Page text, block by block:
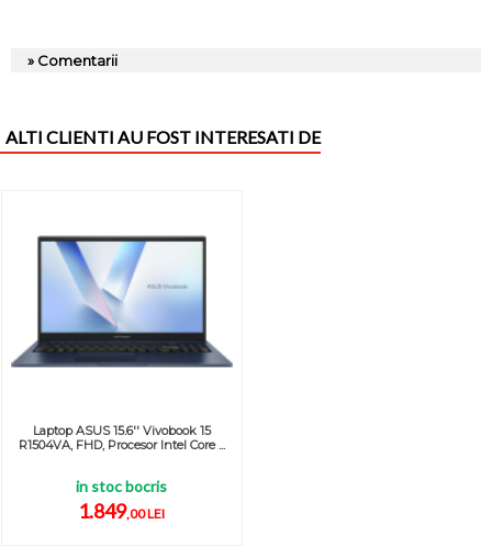
» Comentarii
ALTI CLIENTI AU FOST INTERESATI DE
Laptop ASUS 15.6'' Vivobook 15
R1504VA, FHD, Procesor Intel Core ...
in stoc bocris
1.849,00 LEI